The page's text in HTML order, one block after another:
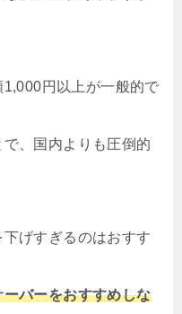
円以上が一般的で
、国内よりも圧倒的
げすぎるのはおすす
バーをおすすめしな